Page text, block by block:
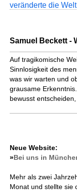
veränderte die Welt
Samuel Beckett -
Auf tragikomische
Sinnlosigkeit des
was wir warten und
grausame
bewusst
Neue Website:
»Bei uns in
Mehr als zwei
Monat und stellte sie